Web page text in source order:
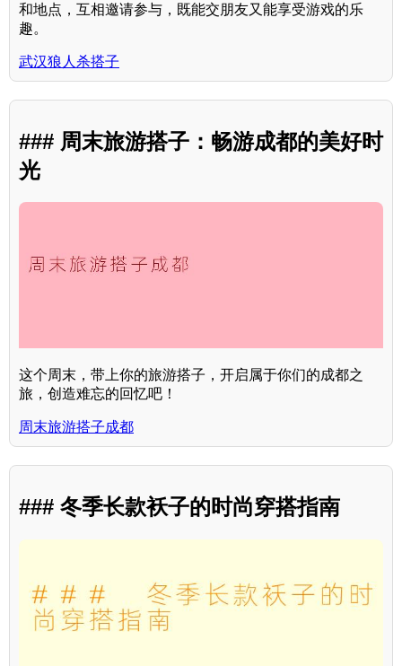
和地点，互相邀请参与，既能交朋友又能享受游戏的乐
趣。
武汉狼人杀搭子
### 周末旅游搭子：畅游成都的美好时
光
这个周末，带上你的旅游搭子，开启属于你们的成都之
旅，创造难忘的回忆吧！
周末旅游搭子成都
### 冬季长款袄子的时尚穿搭指南